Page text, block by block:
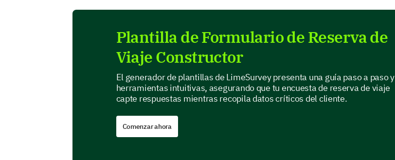
¡Profundizando en los detalles!
Plantilla de Formulario de Reserva de
Viaje Constructor
El generador de plantillas de LimeSurvey presenta una guía paso a paso y
herramientas intuitivas, asegurando que tu encuesta de reserva de viaje
capte respuestas mientras recopila datos críticos del cliente.
Comenzar ahora